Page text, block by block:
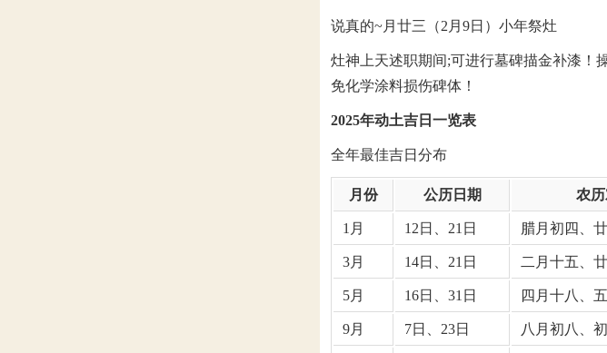
说真的~月廿三（2月9日）小年祭灶
灶神上天述职期间;可进行墓碑描金补漆！
免化学涂料损伤碑体！
2025年动土吉日一览表
全年最佳吉日分布
月份 公历日期 农
1月 12日、21日 腊月初四、
3月 14日、21日 二月十五、
5月 16日、31日 四月十八、
9月 7日、23日 八月初八、